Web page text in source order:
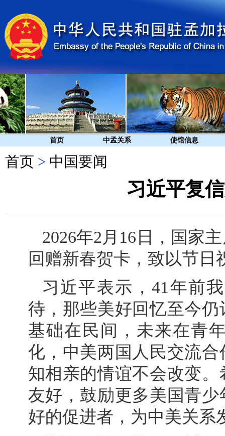
首页 中孟关系 使馆信息
首页 > 中国要闻
习近平复
2026年2月16日，国家
回赠新春贺卡，致以节日
习近平表示，41年前
待，那些美好回忆至今
基础在民间，未来在青
化，中美两国人民交流
知相亲的情谊不会改变
友好，鼓励更多美国青
好的促进者，为中美关系